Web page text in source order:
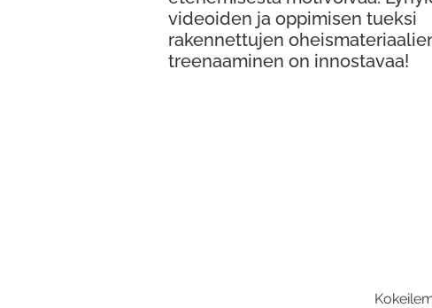
videoiden ja oppimisen tueksi
rakennettujen
treenaaminen on innostavaa!